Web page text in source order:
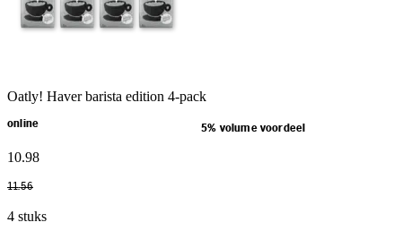
Oatly! Haver barista edition 4-pack
online 5% volume voordeel
10.98
11.56
4 stuks